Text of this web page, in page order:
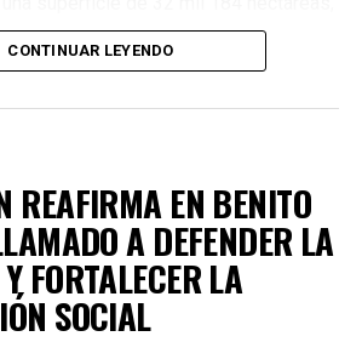
más de 6.6 millones de árboles,
además de la dispersión de
del país, que cada año pierde más
por deforestación y enfrenta daños
y enfermedades.
CONTINUAR LEYENDO
REAFIRMA EN BENITO
A DEFENDER LA
FORTALECER LA
SOCIAL